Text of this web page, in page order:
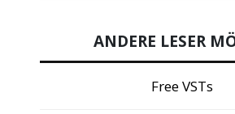
ANDERE LESER
Free VSTs